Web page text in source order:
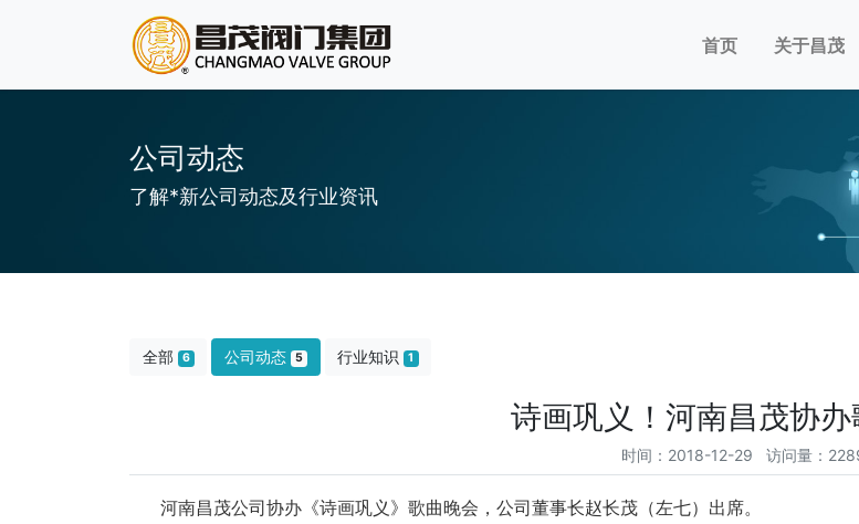
首页 关于昌茂
公司动态
了解*新公司动态及行业资讯
全部 6 公司动态 5 行业知识 1
诗画巩义！河南昌茂协
时间：2018-12-29 访问量：
河南昌茂公司协办《诗画巩义》歌曲晚会，公司董事长赵长茂（左七）出席。